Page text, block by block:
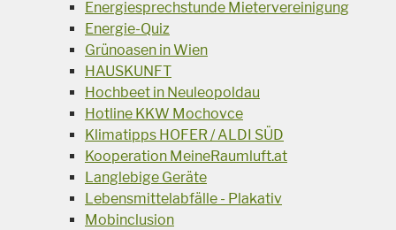
Energiesprechstunde Mietervereinigung
Energie-Quiz
Grünoasen in Wien
HAUSKUNFT
Hochbeet in Neuleopoldau
Hotline KKW Mochovce
Klimatipps HOFER / ALDI SÜD
Kooperation MeineRaumluft.at
Langlebige Geräte
Lebensmittelabfälle - Plakativ
Mobinclusion